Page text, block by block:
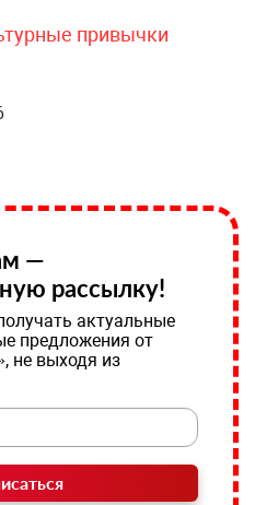
привычки
—
рассылку!
актуальные
предложения от
не выходя из